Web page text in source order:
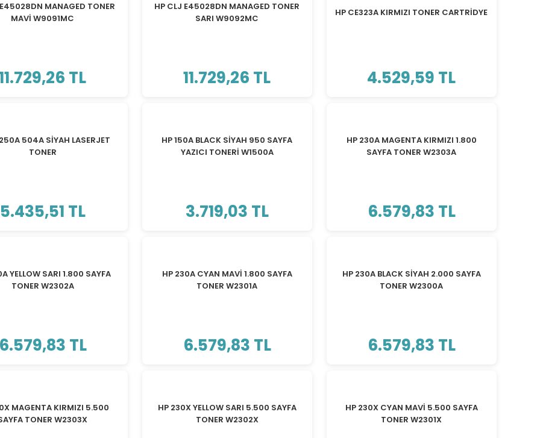
MANAGED TONER
MAVİ W9091MC
TL
HP CLJ E45028DN MANAGED TONER
SARI W9092MC
11.729,26 TL
HP CE323A KIRMIZI TONER CARTRİDYE
4.529,59 TL
504A SİYAH LASERJET
TONER
5.435,51 TL
HP 150A BLACK SİYAH 950 SAYFA
YAZICI TONERİ W1500A
3.719,03 TL
HP 230A MAGENTA KIRMIZI 1.800
SAYFA TONER W2303A
6.579,83 TL
YELLOW SARI 1.800 SAYFA
TONER W2302A
6.579,83 TL
HP 230A CYAN MAVİ 1.800 SAYFA
TONER W2301A
6.579,83 TL
HP 230A BLACK SİYAH 2.000 SAYFA
TONER W2300A
6.579,83 TL
MAGENTA KIRMIZI 5.500
TONER W2303X
HP 230X YELLOW SARI 5.500 SAYFA
TONER W2302X
HP 230X CYAN MAVİ 5.500 SAYFA
TONER W2301X